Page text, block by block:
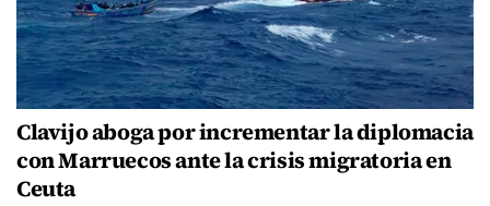
Clavijo aboga por incrementar la diplomacia
con Marruecos ante la crisis migratoria en
Ceuta